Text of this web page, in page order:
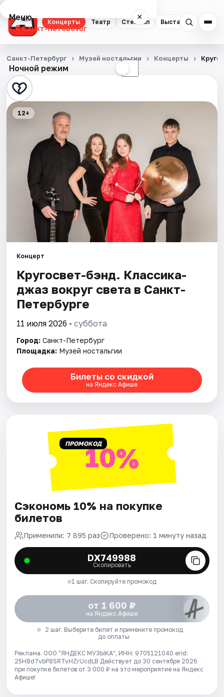
Концерты Театр Стендап Выставки
Меню ×
Санкт-Петербург
Концерты
Театр
Стендап
Квесты
Экскурсии
Спорт
События
Площадки
Артисты
Рейтинги
Ночной режим ☾
Санкт-Петербург Музей ностальгии Концерты
12+
Концерт
Кругосвет-бэнд. Классика-
джаз вокруг света в Санкт-
Петербурге
11 июля 2026 • суббота
Город: Санкт-Петербург
Площадка: Музей ностальгии
Билеты со скидкой
на Яндекс Афише
ПРОМОКОД10%
Сэкономь 10% на покупке
билетов
Применили: 7 895 раз Проверено: 1 минуту назад
DX749988
Скопировать
1 шаг. Скопируйте промокод
от 1 600 ₽
на Яндекс Афише
2 шаг. Выберите билет и примените промокод
до оплаты
Реклама. ООО "ЯНДЕКС МУЗЫКА", ИНН: 9705121040 erid:
25H8d7vbP8SRTvHZrUcdLB Действует до 30 сентября 2026
при покупке билетов от 3 000 ₽ на это мероприятие на Яндекс
Афише!